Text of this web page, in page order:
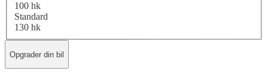
100 hk
Standard
130 hk
Opgrader din bil